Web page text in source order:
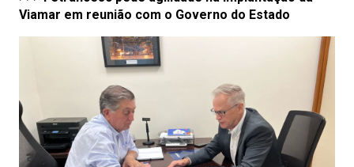
Viamar em reunião com o Governo do Estado